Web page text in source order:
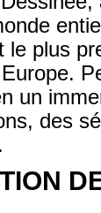
le plus
un
des